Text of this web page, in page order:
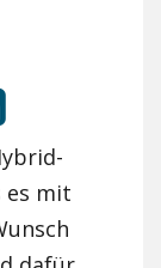
es mit